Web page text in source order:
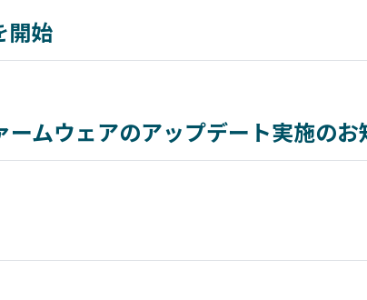
開始
ムウェアのアップデート実施のお